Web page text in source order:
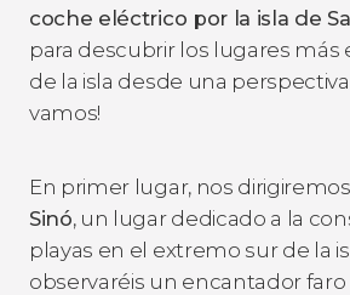
coche eléctrico por la isla de
para descubrir los lugares
de la isla desde una perspectiva
vamos!
En primer lugar, nos
Sinó, un lugar dedicado a la
playas en el extremo sur de la
observaréis un encantador